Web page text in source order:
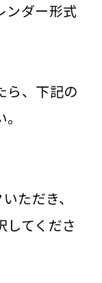
ンダー形式
ら、下記の
ただき、
してくださ